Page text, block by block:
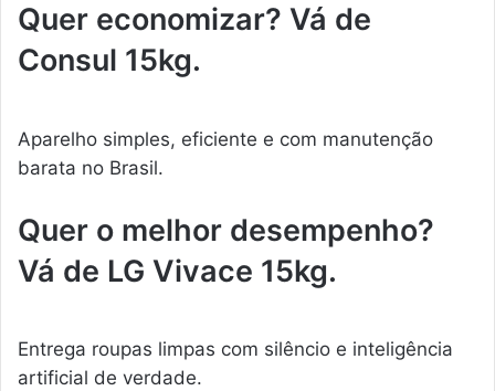
Quer economizar? Vá de
Consul 15kg.
Aparelho simples, eficiente e com manutenção
barata no Brasil.
Quer o melhor desempenho?
Vá de LG Vivace 15kg.
Entrega roupas limpas com silêncio e inteligência
artificial de verdade.